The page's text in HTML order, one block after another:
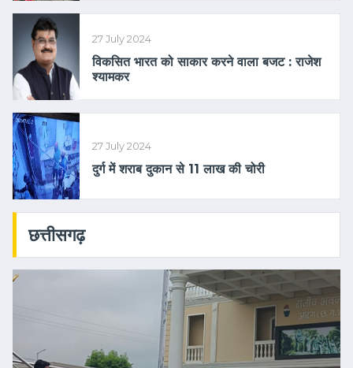
27 July 2024
विकसित भारत को साकार करने वाला बजट : राजेश
श्यामकर
27 July 2024
दुर्ग में शराब दुकान से 11 लाख की चोरी
छत्तीसगढ़